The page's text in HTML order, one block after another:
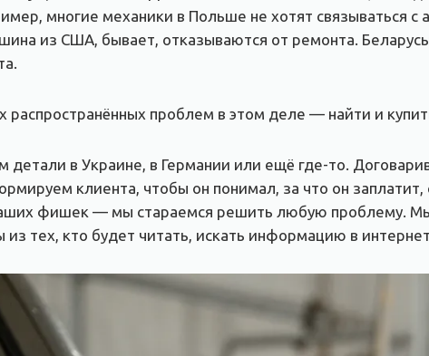
многие механики в Польше не хотят
из США, бывает, отказываются от ремонта.
распространённых проблем в этом деле — найти и
в Украине, в Германии или ещё где-то.
клиента, чтобы он понимал, за что он
фишек — мы стараемся решить любую проблему. Мы
из тех, кто будет читать, искать информацию в